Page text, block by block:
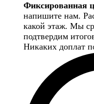
Фиксированная
напишите нам.
какой этаж. Мы
подтвердим
Никаких доплат